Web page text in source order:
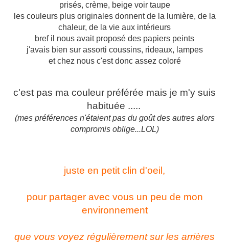
prisés, crème, beige voir taupe
les couleurs plus originales donnent de la lumière, de la
chaleur, de la vie aux intérieurs
bref il nous avait proposé des papiers peints
j'avais bien sur assorti coussins, rideaux, lampes
et chez nous c'est donc assez coloré
c'est pas ma couleur préférée mais je m'y suis
habituée .....
(mes préférences n'étaient pas du goût des autres alors
compromis oblige...LOL)
juste en petit clin d'oeil,
pour partager avec vous un peu de mon
environnement
que vous voyez régulièrement sur les arrières